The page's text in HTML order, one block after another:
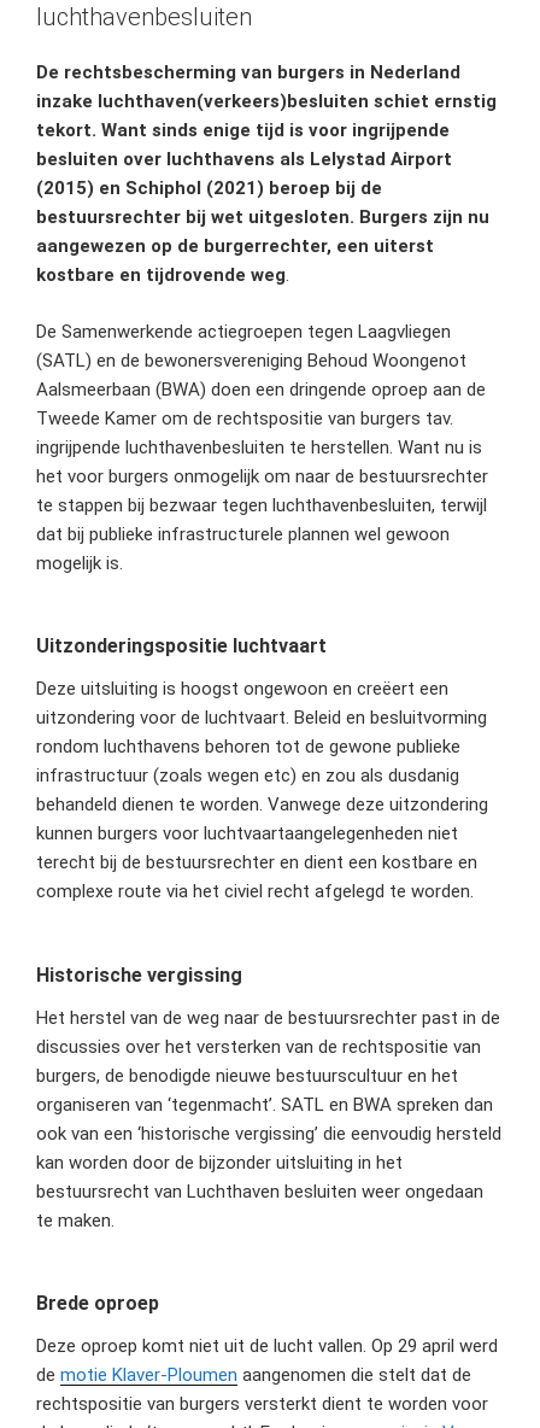
luchthavenbesluiten
De rechtsbescherming van burgers in Nederland
inzake luchthaven(verkeers)besluiten schiet ernstig
tekort. Want sinds enige tijd is voor ingrijpende
besluiten over luchthavens als Lelystad Airport
(2015) en Schiphol (2021) beroep bij de
bestuursrechter bij wet uitgesloten. Burgers zijn nu
aangewezen op de burgerrechter, een uiterst
kostbare en tijdrovende weg.
De Samenwerkende actiegroepen tegen Laagvliegen
(SATL) en de bewonersvereniging Behoud Woongenot
Aalsmeerbaan (BWA) doen een dringende oproep aan de
Tweede Kamer om de rechtspositie van burgers tav.
ingrijpende luchthavenbesluiten te herstellen. Want nu is
het voor burgers onmogelijk om naar de bestuursrechter
te stappen bij bezwaar tegen luchthavenbesluiten, terwijl
dat bij publieke infrastructurele plannen wel gewoon
mogelijk is.
Uitzonderingspositie luchtvaart
Deze uitsluiting is hoogst ongewoon en creëert een
uitzondering voor de luchtvaart. Beleid en besluitvorming
rondom luchthavens behoren tot de gewone publieke
infrastructuur (zoals wegen etc) en zou als dusdanig
behandeld dienen te worden. Vanwege deze uitzondering
kunnen burgers voor luchtvaartaangelegenheden niet
terecht bij de bestuursrechter en dient een kostbare en
complexe route via het civiel recht afgelegd te worden.
Historische vergissing
Het herstel van de weg naar de bestuursrechter past in de
discussies over het versterken van de rechtspositie van
burgers, de benodigde nieuwe bestuurscultuur en het
organiseren van ‘tegenmacht’. SATL en BWA spreken dan
ook van een ‘historische vergissing’ die eenvoudig hersteld
kan worden door de bijzonder uitsluiting in het
bestuursrecht van Luchthaven besluiten weer ongedaan
te maken.
Brede oproep
Deze oproep komt niet uit de lucht vallen. Op 29 april werd
de motie Klaver-Ploumen aangenomen die stelt dat de
rechtspositie van burgers versterkt dient te worden voor